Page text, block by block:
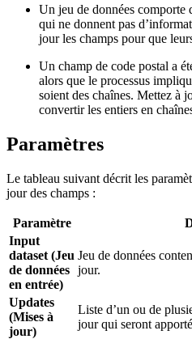
Un jeu de données comporte
qui ne donnent pas
jour les champs pour que
Un champ de code postal a
alors que le processus
soient des chaînes. Mettez à
convertir les entiers en
Paramètres
Le tableau suivant décrit les
jour des champs :
Paramètre
Input
dataset (Jeu
de données
en entrée)
Jeu de données
jour.
Updates
(Mises à
jour)
Liste d’un ou de
jour qui seront